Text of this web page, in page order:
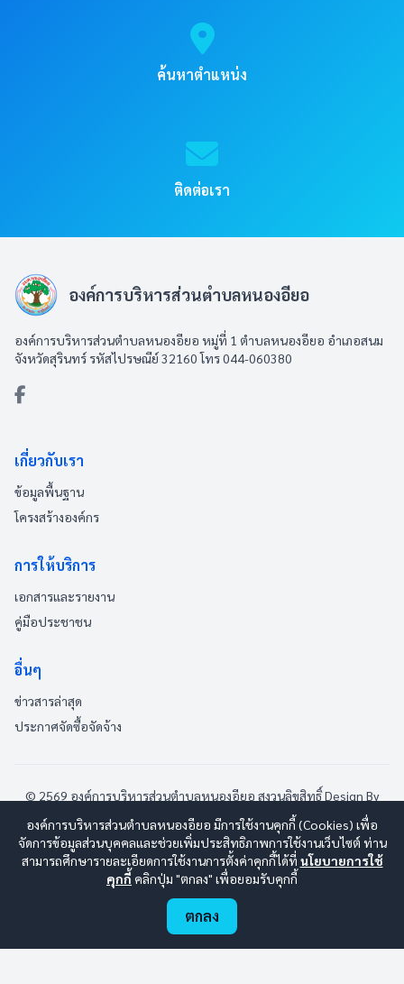
ค้นหาตำแหน่ง
ติดต่อเรา
องค์การบริหารส่วนตำบลหนองอียอ
องค์การบริหารส่วนตำบลหนองอียอ หมู่ที่ 1 ตำบลหนองอียอ อำเภอสนม
จังหวัดสุรินทร์ รหัสไปรษณีย์ 32160 โทร 044-060380
เกี่ยวกับเรา
ข้อมูลพื้นฐาน
โครงสร้างองค์กร
การให้บริการ
เอกสารและรายงาน
คู่มือประชาชน
อื่นๆ
ข่าวสารล่าสุด
ประกาศจัดซื้อจัดจ้าง
© 2569 องค์การบริหารส่วนตำบลหนองอียอ สงวนลิขสิทธิ์Design By
นโยบายการใช้งาน | นโยบายการคุ้มครองข้อมูลส่วนบุคคล |
นโยบายการรักษาความปลอดภัยมั่นคงเว็บไซต์ | แผนผังเว็บไซต์
ออนไลน์:5 ทั้งหมด:103 (ดูสถิติทั้งหมด)
องค์การบริหารส่วนตำบลหนองอียอ มีการใช้งานคุกกี้ (Cookies) เพื่อ
จัดการข้อมูลส่วนบุคคลและช่วยเพิ่มประสิทธิภาพการใช้งานเว็บไซต์ ท่าน
สามารถศึกษารายละเอียดการใช้งานการตั้งค่าคุกกี้ได้ที่ นโยบายการใช้
คุกกี้ คลิกปุ่ม "ตกลง" เพื่อยอมรับคุกกี้
ตกลง